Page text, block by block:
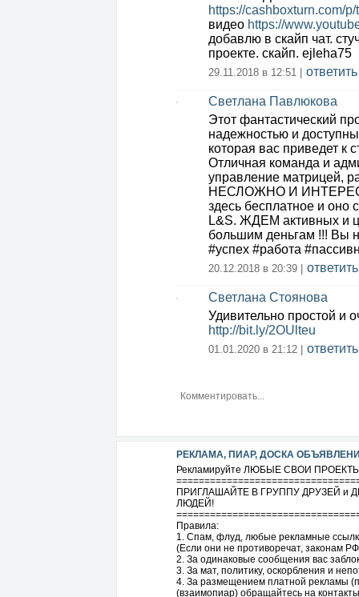
https://cashboxturn.com/p/
видео https://
добавлю в скайп чат.
проекте. скайп. ejleha75
29.11.2018 в 12:51 | ответить
Светлана Павлюкова
Этот фантастический
надежностью и
которая вас приведет к
Отличная команда и
управление матрицей,
НЕСЛОЖНО И
здесь бесплатное и оно
L&S. ЖДЕМ активных и
большим деньгам !!! Вы
#успех #работа
20.12.2018 в 20:39 | ответить
Светлана Стоянова
Удивительно простой и
http://bit.ly/2OUlteu
01.01.2020 в 21:12 | ответить
РЕКЛАМА, ПИАР, ДОСКА
Рекламируйте ЛЮБЫЕ СВОИ ПРОЕКТЫ
ПРИГЛАШАЙТЕ В ГРУППУ ДРУЗЕЙ и
ЛЮДЕЙ!
Правила:
1. Спам, флуд, любые рекламные
(Если они не противоречат, законам
2. За одинаковые сообщения вас
3. За мат, политику, оскорбления и
4. За размещением платной рекламы
(взаимопиар) обращайтесь на